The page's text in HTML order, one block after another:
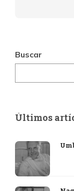
Buscar
Últimos